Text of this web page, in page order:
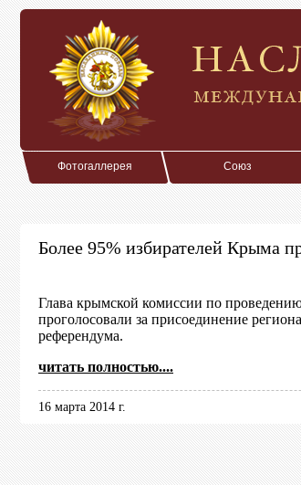
Фотогаллерея Союз
Более 95% избирателей Крыма
Глава крымской комиссии по
проголосовали за присоединение
референдума.
читать полностью....
16 марта 2014 г.